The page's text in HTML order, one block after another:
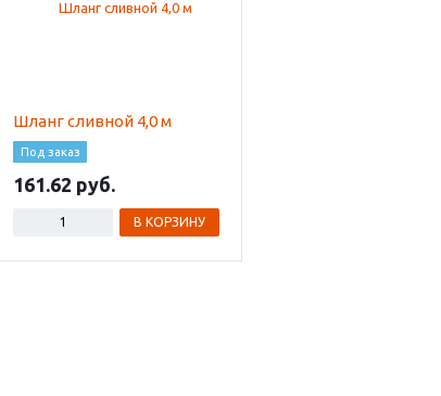
Шланг сливной 4,0 м
Под заказ
161.62
В КОРЗИНУ